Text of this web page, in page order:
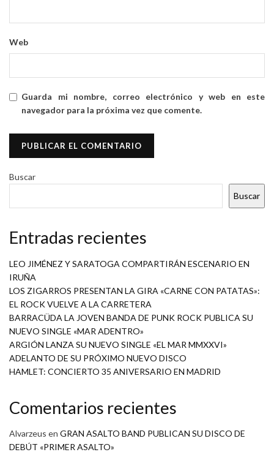
Web
Guarda mi nombre, correo electrónico y web en este
navegador para la próxima vez que comente.
Buscar
Buscar
Entradas recientes
LEO JIMÉNEZ Y SARATOGA COMPARTIRÁN ESCENARIO EN
IRUÑA
LOS ZIGARROS PRESENTAN LA GIRA «CARNE CON PATATAS»:
EL ROCK VUELVE A LA CARRETERA
BARRACÜDA LA JOVEN BANDA DE PUNK ROCK PUBLICA SU
NUEVO SINGLE «MAR ADENTRO»
ARGIÓN LANZA SU NUEVO SINGLE «EL MAR MMXXVI»
ADELANTO DE SU PRÓXIMO NUEVO DISCO
HAMLET: CONCIERTO 35 ANIVERSARIO EN MADRID
Comentarios recientes
Alvarzeus en GRAN ASALTO BAND PUBLICAN SU DISCO DE
DEBÚT «PRIMER ASALTO»